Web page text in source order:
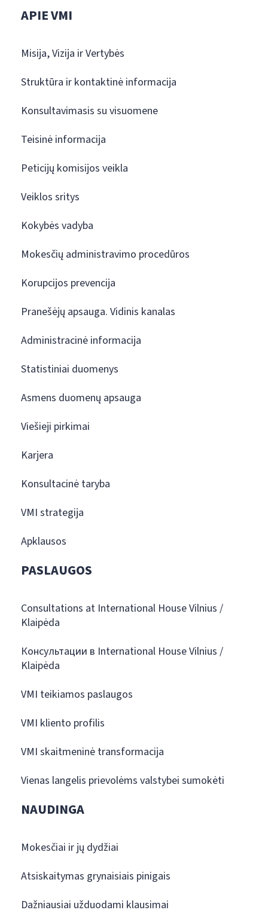
APIE VMI
Misija, Vizija ir Vertybės
Struktūra ir kontaktinė informacija
Konsultavimasis su visuomene
Teisinė informacija
Peticijų komisijos veikla
Veiklos sritys
Kokybės vadyba
Mokesčių administravimo procedūros
Korupcijos prevencija
Pranešėjų apsauga. Vidinis kanalas
Administracinė informacija
Statistiniai duomenys
Asmens duomenų apsauga
Viešieji pirkimai
Karjera
Konsultacinė taryba
VMI strategija
Apklausos
PASLAUGOS
Consultations at International House Vilnius /
Klaipėda
Консультации в International House Vilnius /
Klaipėda
VMI teikiamos paslaugos
VMI kliento profilis
VMI skaitmeninė transformacija
Vienas langelis prievolėms valstybei sumokėti
NAUDINGA
Mokesčiai ir jų dydžiai
Atsiskaitymas grynaisiais pinigais
Dažniausiai užduodami klausimai